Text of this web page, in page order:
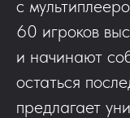
с
60 игроков
и начинают
остаться
предлагает